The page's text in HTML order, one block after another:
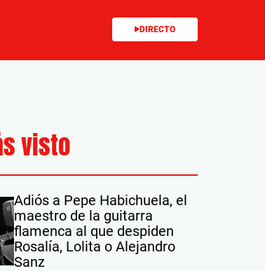
DIRECTO
visto
Adiós a Pepe Habichuela, el
maestro de la guitarra
flamenca al que despiden
Rosalía, Lolita o Alejandro
Sanz